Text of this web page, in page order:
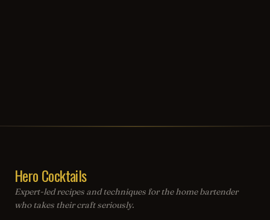
Hero Cocktails
Expert-led recipes and techniques for the home bartender
who takes their craft seriously.